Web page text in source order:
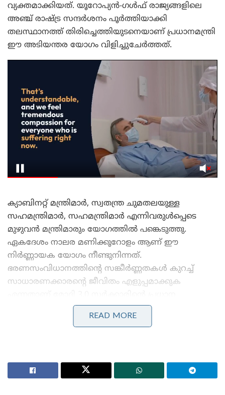
വ്യക്തമാക്കിയത്. യൂറോപ്യൻ-ഗൾഫ് രാജ്യങ്ങളിലെ
അഞ്ച് രാഷ്ട്ര സന്ദർശനം പൂർത്തിയാക്കി
തലസ്ഥാനത്ത് തിരിച്ചെത്തിയുടനെയാണ് പ്രധാനമന്ത്രി
ഈ അടിയന്തര യോഗം വിളിച്ചുചേർത്തത്.
ക്യാബിനറ്റ് മന്ത്രിമാർ, സ്വതന്ത്ര ചുമതലയുള്ള
സഹമന്ത്രിമാർ, സഹമന്ത്രിമാർ എന്നിവരുൾപ്പെടെ
മുഴുവൻ മന്ത്രിമാരും യോഗത്തിൽ പങ്കെടുത്തു.
ഏകദേശം നാലര മണിക്കൂറോളം ആണ് ഈ
നിർണ്ണായക യോഗം നീണ്ടുനിന്നത്.
ഭരണസംവിധാനത്തിന്റെ സങ്കീർണ്ണതകൾ കുറച്ച്
സാധാരണക്കാരന്റെ ജീവിതം എളുപ്പമാക്കുക
ലക്ഷ്യമെന്ന് പ്രധാനമന്ത്രി ഓർമ്മിപ്പിച്ചു. ചുവപ്പുനാട
കുരുക്കുകൾ പൂർണമായി ഒഴിവാക്കി ജനങ്ങൾക്ക്
സാധാരണ പൗരന്മാർക്കും തടസ്സമാകുന്ന അനാവശ്യ
നിയമങ്ങളും നൂലാമാലകളും അടിയന്തരമായി നീക്കം
READ MORE